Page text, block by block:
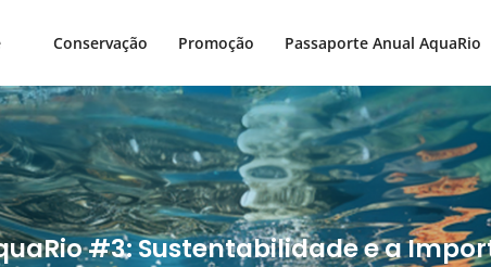
Conservação Promoção Passaporte Anual AquaRio
#3: Sustentabilidade e a